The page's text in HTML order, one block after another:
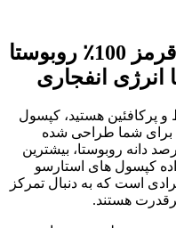
کپسول قهوه بمب انرژی قرمز 100٪ روبوستا
انرژی انفجاری
و پرکافئین هستید، کپسول
برای شما طراحی شده
این محصول با استفاده از 100 درصد دانه روبوستا، بیشترین
کپسول های استارسو
است که به دنبال تمرکز
هستند.